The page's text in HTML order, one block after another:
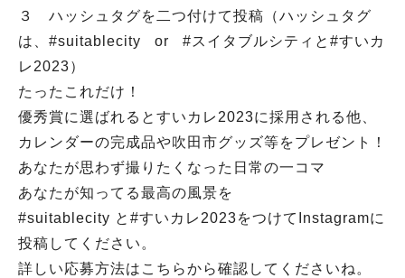
３ ハッシュタグを二つ付けて投稿（ハッシュタグ
は、#suitablecity or #スイタブルシティと#すいカ
レ2023）
たったこれだけ！
優秀賞に選ばれるとすいカレ2023に採用される他、
カレンダーの完成品や吹田市グッズ等をプレゼント！
あなたが思わず撮りたくなった日常の一コマ
あなたが知ってる最高の風景を
#suitablecity と#すいカレ2023をつけてInstagramに
投稿してください。
詳しい応募方法はこちらから確認してくださいね。